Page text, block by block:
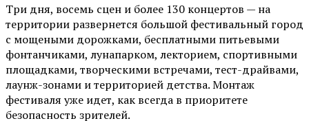
Три дня, восемь сцен и более 130 концертов — на
территории развернется большой фестивальный город
с мощеными дорожками, бесплатными питьевыми
фонтанчиками, лунапарком, лекторием, спортивными
площадками, творческими встречами, тест-драйвами,
лаунж-зонами и территорией детства. Монтаж
фестиваля уже идет, как всегда в приоритете
безопасность зрителей.